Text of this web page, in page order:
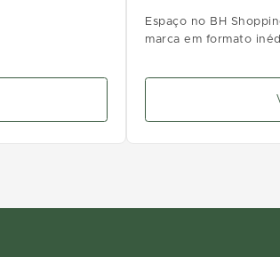
Espaço no BH
marca em formato